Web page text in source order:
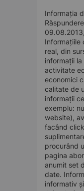
Informația
Informațiile
real, din
informații
activitate
economici
calitate de
informații
exemplu:
website),
facând
procurând
pagina
anumit set
date.
informativ